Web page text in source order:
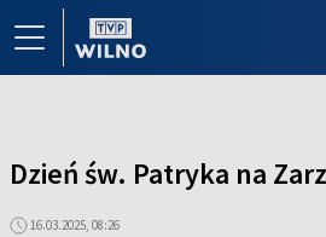
Dzień św. Patryka na
16.03.2025, 08:26